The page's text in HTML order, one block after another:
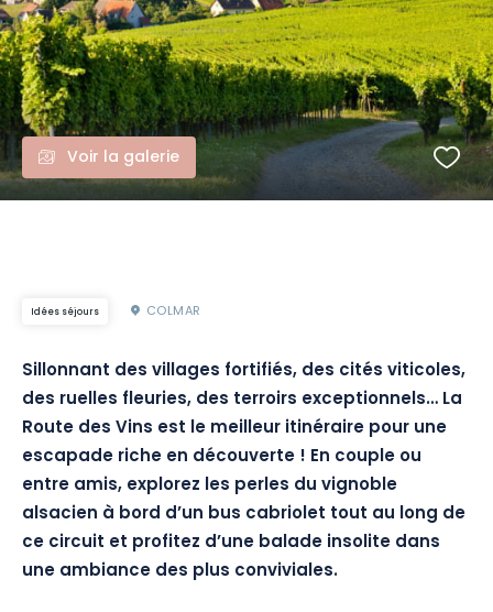
Voir la galerie
Idées séjours COLMAR
Sillonnant des villages fortifiés, des cités viticoles,
des ruelles fleuries, des terroirs exceptionnels… La
Route des Vins est le meilleur itinéraire pour une
escapade riche en découverte ! En couple ou
entre amis, explorez les perles du vignoble
alsacien à bord d’un bus cabriolet tout au long de
ce circuit et profitez d’une balade insolite dans
une ambiance des plus conviviales.